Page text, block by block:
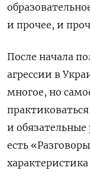
и прочее, и
После начала
агрессии в
многое, но
и
есть